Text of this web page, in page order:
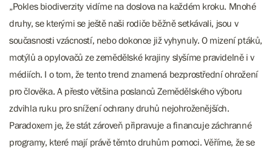
„Pokles biodiverzity vidíme na doslova na každém kroku. Mnohé
druhy, se kterými se ještě naši rodiče běžně setkávali, jsou v
současnosti vzácností, nebo dokonce již vyhynuly. O mizení ptáků,
motýlů a opylovačů ze zemědělské krajiny slyšíme pravidelně i v
médiích. I o tom, že tento trend znamená bezprostřední ohrožení
pro člověka. A přesto většina poslanců Zemědělského výboru
zdvihla ruku pro snížení ochrany druhů nejohroženějších.
Paradoxem je, že stát zároveň připravuje a financuje záchranné
programy, které mají právě těmto druhům pomoci. Věříme, že se